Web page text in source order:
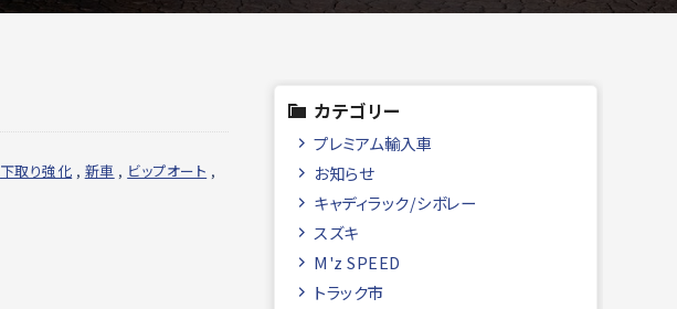
下取り強化 , 新車 , ビップオート ,
カテゴリー
プレミアム輸入車
お知らせ
キャディラック/シボレー
スズキ
M'z SPEED
トラック市